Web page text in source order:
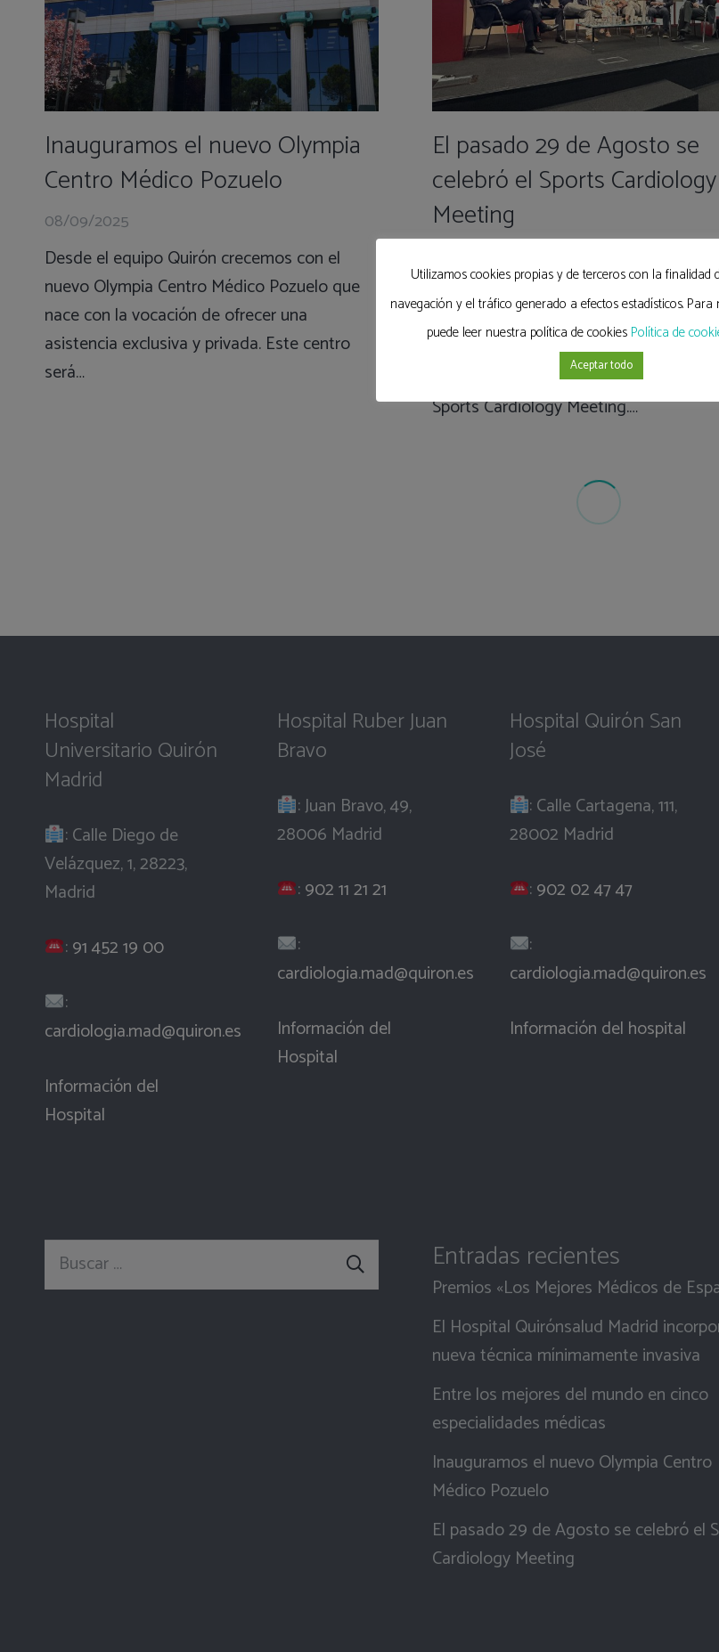
Inauguramos el nuevo Olympia
Centro Médico Pozuelo
08/09/2025
Desde el equipo Quirón crecemos con el
nuevo Olympia Centro Médico Pozuelo que
nace con la vocación de ofrecer una
asistencia exclusiva y privada. Este centro
será…
El pasado 29 de Agosto se
celebró el Sports Cardiology
Meeting
El pasado 29 de Agosto, la Escuela
Universitaria Real Madrid Universidad
Europea, en colaboración con la InCor
(Instituto do Coração, Brasil), celebra el I
Sports Cardiology Meeting.…
Hospital
Universitario Quirón
Madrid
: Calle Diego de
Velázquez, 1, 28223,
Madrid
:91 452 19 00
:
cardiologia.mad@quiron.es
Información del
Hospital
Hospital Ruber Juan
Bravo
: Juan Bravo, 49,
28006 Madrid
:902 11 21 21
:
cardiologia.mad@quiron.es
Información del
Hospital
Hospital Quirón San
José
: Calle Cartagena, 111,
28002 Madrid
:902 02 47 47
:
cardiologia.mad@quiron.es
Información del hospital
Buscar: Entradas recientes
Premios «Los Mejores Médicos de
El Hospital Quirónsalud Madrid
nueva técnica mínimamente invasiva
Entre los mejores del mundo en cinco
especialidades médicas
Inauguramos el nuevo Olympia Centro
Médico Pozuelo
El pasado 29 de Agosto se celebró el
Cardiology Meeting
Utilizamos cookies propias y de terceros con la finalidad
navegación y el tráfico generado a efectos estadísticos.
puede leer nuestra política de cookies Política de
Aceptar todo